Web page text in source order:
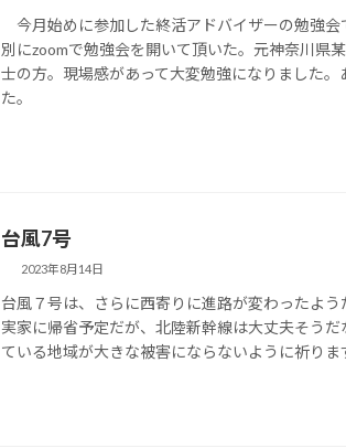
今月始めに参加した終活アドバイザーの勉強会
別にzoomで勉強会を開いて頂いた。元神奈川県
士の方。現場感があって大変勉強になりました。
た。
台風7号
2023年8月14日
台風７号は、さらに西寄りに進路が変わったよう
実家に帰省予定だが、北陸新幹線は大丈夫そうだ
ている地域が大きな被害にならないように祈りま